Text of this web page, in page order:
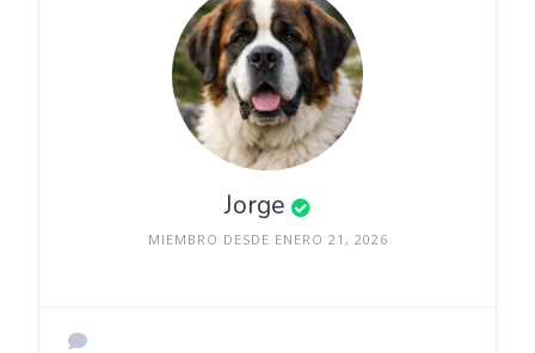
Jorge
MIEMBRO DESDE ENERO 21, 2026